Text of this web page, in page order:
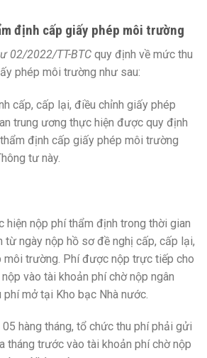
định cấp giấy phép môi trường
02/2022/TT-BTC quy định về mức thu
phép môi trường như sau:
cấp, cấp lại, điều chỉnh giấy phép
trung ương thực hiện được quy định
định cấp giấy phép môi trường
tư này.
hiện nộp phí thẩm định trong thời gian
từ ngày nộp hồ sơ đề nghị cấp, cấp lại,
môi trường. Phí được nộp trực tiếp cho
vào tài khoản phí chờ nộp ngân
mở tại Kho bạc Nhà nước.
hàng tháng, tổ chức thu phí phải gửi
tháng trước vào tài khoản phí chờ nộp